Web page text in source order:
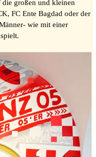
großen und kleinen
FC Ente Bagdad oder der
wie mit einer